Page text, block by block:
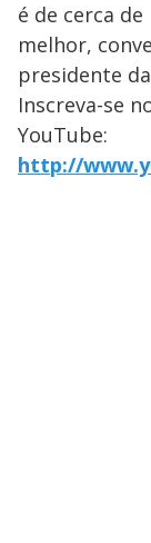
é de cerca
melhor,
presidente
Inscreva-se
YouTube:
http://